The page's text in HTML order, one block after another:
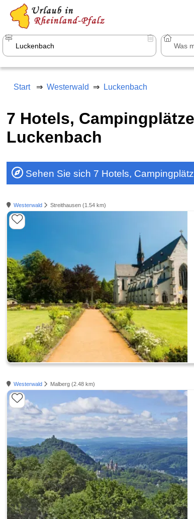
+1.500 Unterkünfte in
Start Westerwald Luckenbach
7 Hotels,
Luckenbach
Sehen Sie sich 7 Hotels,
Westerwald Streithausen (1.54 km)
Westerwald Malberg (2.48 km)